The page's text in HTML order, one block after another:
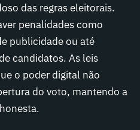
das regras eleitorais.
penalidades como
publicidade ou até
candidatos. As leis
o poder digital não
do voto, mantendo a